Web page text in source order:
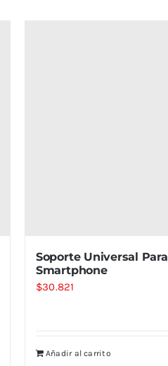
Soporte Universal Para
Smartphone
$30.821
Añadir al carrito